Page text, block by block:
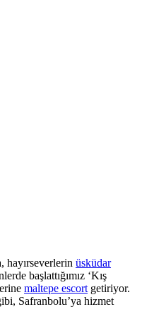
hayırseverlerin üsküdar
başlattığımız ‘Kış
maltepe escortgetiriyor.
Safranbolu’ya hizmet